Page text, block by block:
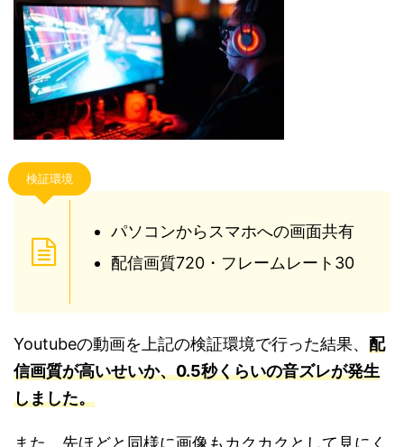
検証環境
パソコンからスマホへの画面共有
配信画質720・フレームレート30
Youtubeの動画を上記の検証環境で行った結果、 配
信画質が高いせいか、0.5秒くらいの音ズレが発生
しました。
また、先ほどと同様に画像もカクカクとして見にく